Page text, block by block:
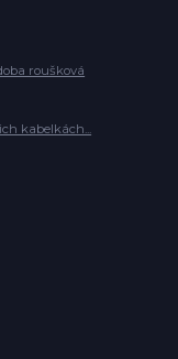
roušková
kabelkách...